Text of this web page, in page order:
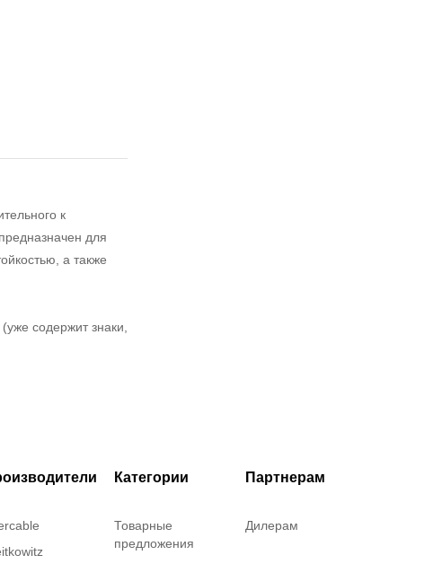
к
для
а также
содержит знаки,
Категории
Товарные
предложения
Партнерам
Дилерам